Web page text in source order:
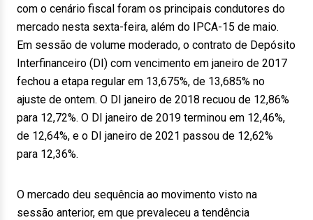
com o cenário fiscal foram os principais condutores do
mercado nesta sexta-feira, além do IPCA-15 de maio.
Em sessão de volume moderado, o contrato de Depósito
Interfinanceiro (DI) com vencimento em janeiro de 2017
fechou a etapa regular em 13,675%, de 13,685% no
ajuste de ontem. O DI janeiro de 2018 recuou de 12,86%
para 12,72%. O DI janeiro de 2019 terminou em 12,46%,
de 12,64%, e o DI janeiro de 2021 passou de 12,62%
para 12,36%.
O mercado deu sequência ao movimento visto na
sessão anterior, em que prevaleceu a tendência